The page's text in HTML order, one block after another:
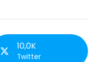
10,0K
Twitter